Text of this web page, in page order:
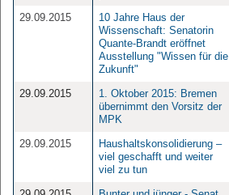
29.09.2015
10 Jahre Haus der
Wissenschaft: Senatorin
Quante-Brandt eröffnet
Ausstellung "Wissen für die
Zukunft"
29.09.2015
1. Oktober 2015: Bremen
übernimmt den Vorsitz der
MPK
29.09.2015
Haushaltskonsolidierung –
viel geschafft und weiter
viel zu tun